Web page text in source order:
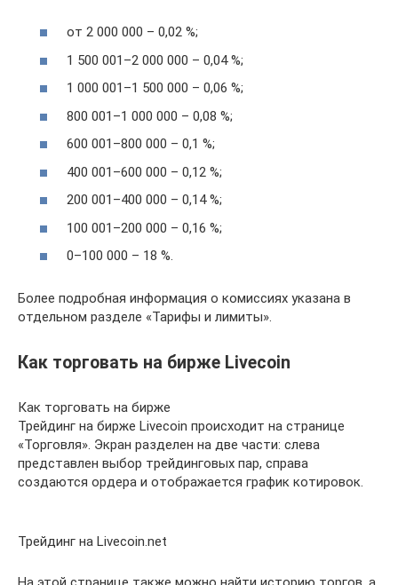
от 2 000 000 – 0,02 %;
1 500 001–2 000 000 – 0,04 %;
1 000 001–1 500 000 – 0,06 %;
800 001–1 000 000 – 0,08 %;
600 001–800 000 – 0,1 %;
400 001–600 000 – 0,12 %;
200 001–400 000 – 0,14 %;
100 001–200 000 – 0,16 %;
0–100 000 – 18 %.
Более подробная информация о комиссиях указана в
отдельном разделе «Тарифы и лимиты».
Как торговать на бирже Livecoin
Как торговать на бирже
Трейдинг на бирже Livecoin происходит на странице
«Торговля». Экран разделен на две части: слева
представлен выбор трейдинговых пар, справа
создаются ордера и отображается график котировок.
Трейдинг на Livecoin.net